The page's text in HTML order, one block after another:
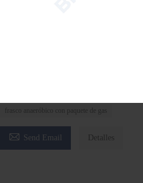
frasco anaeróbico con paquete de gas
 Send Email Detalles